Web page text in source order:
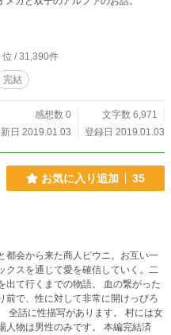
位 / 31,390件
完結
感想数 0
文字数 6,971
日 2019.01.03
登録日 2019.01.03
お気に入り追加 35
都会から来た商人ピウニ。お互い一
クスを通じて愛を確信していく。二
までの物語。 血の繋がった
前で、性に対して非常に開けっぴろ
全話に性描写があります。 村には女
人物は男性のみです。 本編完結済